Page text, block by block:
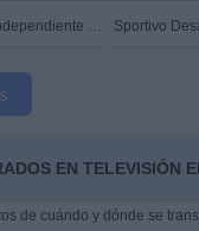
Independiente Chivilcoy
EN TELEVISIÓN
de cuándo y dónde se